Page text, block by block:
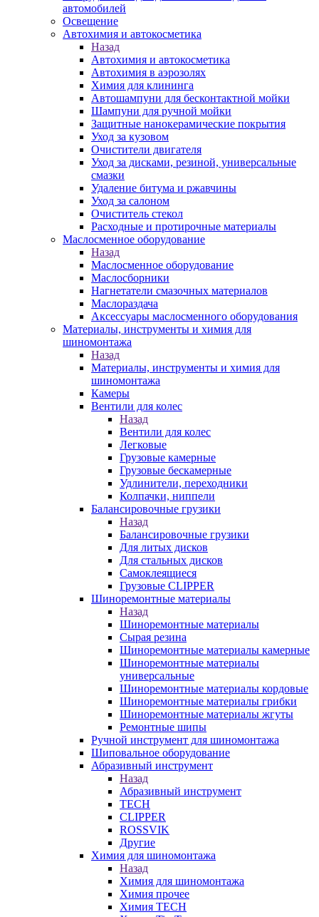
автомобилей
Освещение
Автохимия и автокосметика
Назад
Автохимия и автокосметика
Автохимия в аэрозолях
Химия для клининга
Автошампуни для бесконтактной мойки
Шампуни для ручной мойки
Защитные нанокерамические покрытия
Уход за кузовом
Очистители двигателя
Уход за дисками, резиной, универсальные
смазки
Удаление битума и ржавчины
Уход за салоном
Очиститель стекол
Расходные и протирочные материалы
Маслосменное оборудование
Назад
Маслосменное оборудование
Маслосборники
Нагнетатели смазочных материалов
Маслораздача
Аксессуары маслосменного оборудования
Материалы, инструменты и химия для
шиномонтажа
Назад
Материалы, инструменты и химия для
шиномонтажа
Камеры
Вентили для колес
Назад
Вентили для колес
Легковые
Грузовые камерные
Грузовые бескамерные
Удлинители, переходники
Колпачки, ниппели
Балансировочные грузики
Назад
Балансировочные грузики
Для литых дисков
Для стальных дисков
Самоклеящиеся
Грузовые CLIPPER
Шиноремонтные материалы
Назад
Шиноремонтные материалы
Сырая резина
Шиноремонтные материалы камерные
Шиноремонтные материалы
универсальные
Шиноремонтные материалы кордовые
Шиноремонтные материалы грибки
Шиноремонтные материалы жгуты
Ремонтные шипы
Ручной инструмент для шиномонтажа
Шиповальное оборудование
Абразивный инструмент
Назад
Абразивный инструмент
TECH
CLIPPER
ROSSVIK
Другие
Химия для шиномонтажа
Назад
Химия для шиномонтажа
Химия прочее
Химия TECH